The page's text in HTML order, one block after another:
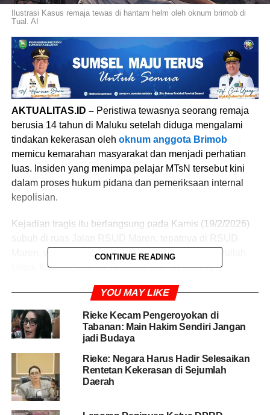
Ilustrasi Kasus remaja tewas di hantam helm oleh oknum brimob di
Tual. AI
AKTUALITAS.ID –Peristiwa tewasnya seorang remaja
berusia 14 tahun di Maluku setelah diduga mengalami
tindakan kekerasan oleh oknum anggota Brimob
memicu kemarahan masyarakat dan menjadi perhatian
luas. Insiden yang menimpa pelajar MTsN tersebut kini
dalam proses hukum pidana dan pemeriksaan internal
kepolisian.
Kejadian tragis itu berlangsung pada Kamis (19/2/2026)
Maren, wilayah Desa Fiditan, Kecamatan Pulau Dullah
Utara. Korban, Arianto Tawakal, saat itu sedang
Karim, usai menunaikan salat subuh.
Dalam perjalanan di jalan menurun, mereka tiba-tiba
dicegat oleh seorang personel Brimob berinisial Bripda
MS. Tanpa dialog panjang, pelaku diduga langsung
melompat dan menghantamkan helm ke arah kepala
korban. Benturan keras membuat Arianto terhempas dari
sepeda motor dan terseret beberapa meter di atas aspal.
CONTINUE READING
YOU MAY LIKE
Rieke Kecam Pengeroyokan di
Tabanan: Main Hakim Sendiri Jangan
jadi Budaya
Rieke: Negara Harus Hadir Selesaikan
Rentetan Kekerasan di Sejumlah
Daerah